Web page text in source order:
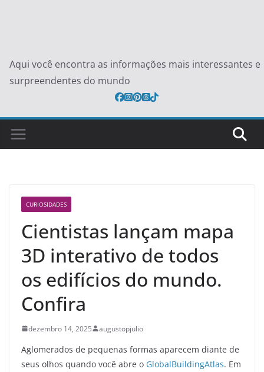
Aqui você encontra as informações mais interessantes e
surpreendentes do mundo
CURIOSIDADES
Cientistas lançam mapa
3D interativo de todos
os edifícios do mundo.
Confira
dezembro 14, 2025 augustopjulio
Aglomerados de pequenas formas aparecem diante de
seus olhos quando você abre o GlobalBuildingAtlas. Em